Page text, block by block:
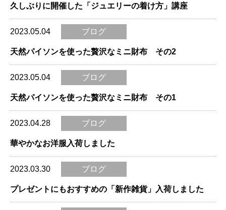
久しぶりに開催した「ジュエリーの着け方」講座
2023.05.04 ブログ
天然パイソンを使った贅沢なミニ財布 その2
2023.05.04 ブログ
天然パイソンを使った贅沢なミニ財布 その1
2023.04.28 ブログ
華やかなお洋服入荷しました
2023.03.30 ブログ
プレゼントにもおすすめの「新作雑貨」入荷しました